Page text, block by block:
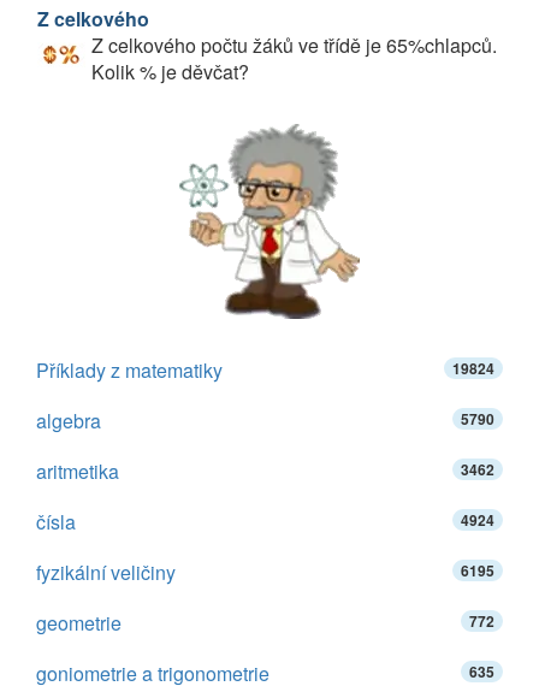
Z celkového
Z celkového počtu žáků ve třídě je 65%chlapců.
Kolik % je děvčat?
Příklady z matematiky 19824
algebra 5790
aritmetika 3462
čísla 4924
fyzikální veličiny 6195
geometrie 772
goniometrie a trigonometrie 635